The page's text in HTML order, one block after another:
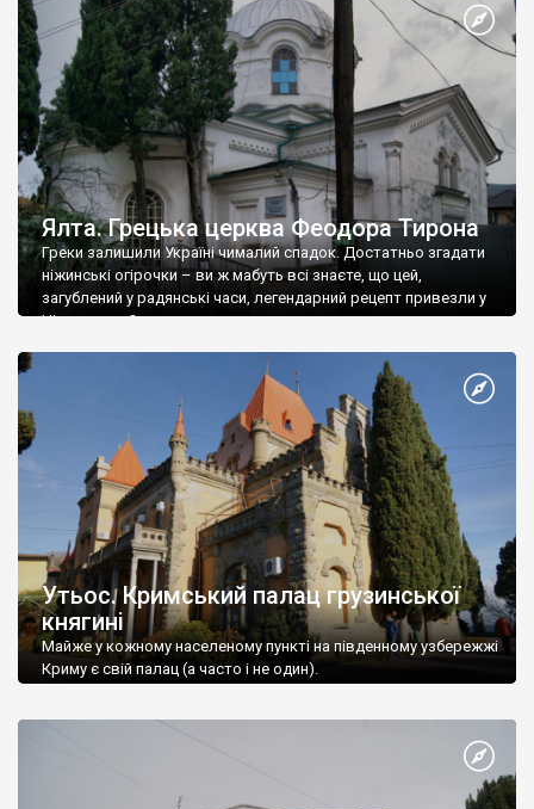
Ялта. Грецька церква Феодора Тирона
Греки залишили Україні чималий спадок. Достатньо згадати
ніжинські огірочки – ви ж мабуть всі знаєте, що цей,
загублений у радянські часи, легендарний рецепт привезли у
Ніжин греки?
Утьос. Кримський палац грузинської
княгині
Майже у кожному населеному пункті на південному узбережжі
Криму є свій палац (а часто і не один).